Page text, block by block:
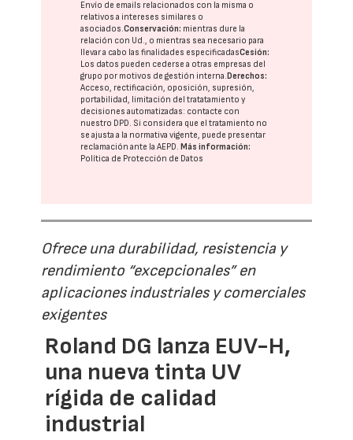
Envío de emails relacionados con la misma o
relativos a intereses similares o
asociados.Conservación: mientras dure la
relación con Ud., o mientras sea necesario para
llevar a cabo las finalidades especificadasCesión:
Los datos pueden cederse a otras empresas del
grupo por motivos de gestión interna. Derechos:
Acceso, rectificación, oposición, supresión,
portabilidad, limitación del tratatamiento y
decisiones automatizadas: contacte con
nuestro DPD. Si considera que el tratamiento no
se ajusta a la normativa vigente, puede presentar
reclamación ante laAEPD. Más información:
Política de Protección de Datos
Ofrece una durabilidad, resistencia y
rendimiento “excepcionales” en
aplicaciones industriales y comerciales
exigentes
Roland DG lanza EUV-H,
una nueva tinta UV
rígida de calidad
industrial